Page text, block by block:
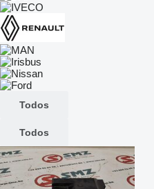
Todos
Todos